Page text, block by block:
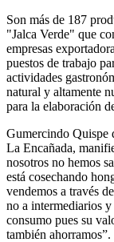
Son más de 187
"Jalca Verde" que
empresas
puestos de trabajo
actividades
natural y altamente
para la elaboración
Gumercindo Quispe
La Encañada,
nosotros no hemos
está cosechando
vendemos a través
no a intermediarios
consumo pues su
también ahorramos”.